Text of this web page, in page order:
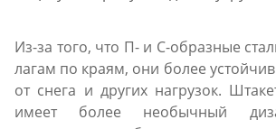
Из-за того, что П- и С-образные
лагам по краям, они более
от снега и других нагрузок.
имеет более необычный